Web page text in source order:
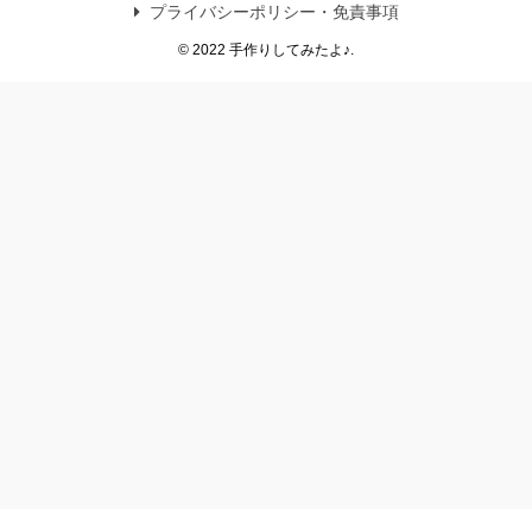
プライバシーポリシー・免責事項
© 2022 手作りしてみたよ♪.